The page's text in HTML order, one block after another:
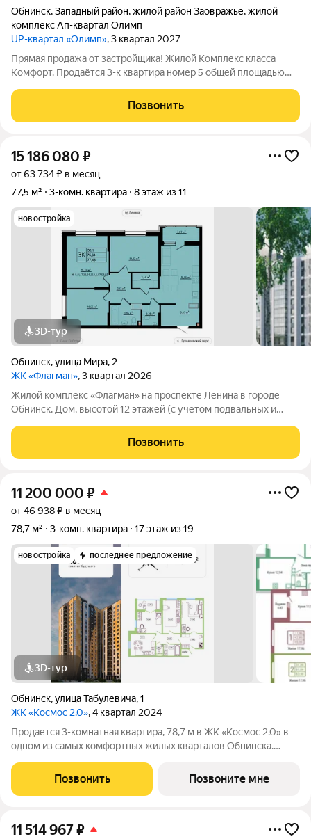
Обнинск,Западный район,жилой район Заовражье,жилой
комплекс Ап-квартал Олимп
UP-квартал «Олимп», 3 квартал 2027
Прямая продажа от застройщика! Жилой Комплекс класса
Комфорт. Продаётся 3-к квартира номер 5 общей площадью
Организуем показ в удобное для вас время! Квартира без
отделки - чистый холст для
Позвонить
15 186 080 ₽
от 63 734 ₽ в месяц
77,5 м²
3-комн. квартира 8 этаж из 11
новостройка
3D-тур
Обнинск,улица Мира, 2
ЖК «Флагман», 3 квартал 2026
Жилой комплекс «Флагман» на проспекте Ленина в городе
Обнинск. Дом, высотой 12 этажей (с учетом подвальных и
современный монолитный железобетонный каркас с
навесным вентилируемым фасадом из
Позвонить
11 200 000 ₽
от 46 938 ₽ в месяц
78,7 м²
3-комн. квартира 17 этаж из 19
новостройка последнее предложение
3D-тур
Обнинск,улица Табулевича,1
ЖК «Космос 2.0», 4 квартал 2024
Продается 3-комнатная квартира, 78,7 м в ЖК «Космос 2.0» в
одном из самых комфортных жилых кварталов Обнинска.
реализовать собственное видение пространства и не
подстраиваться под готовый ремонт. Из
Позвонить Позвоните мне
11 514 967₽